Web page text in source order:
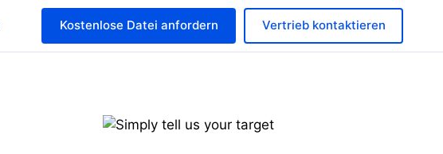
Vertrieb kontaktieren
Kostenlose Datei anfordern